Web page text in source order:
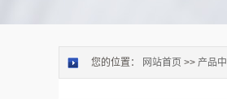
您的位置： 网站首页 >> 产品